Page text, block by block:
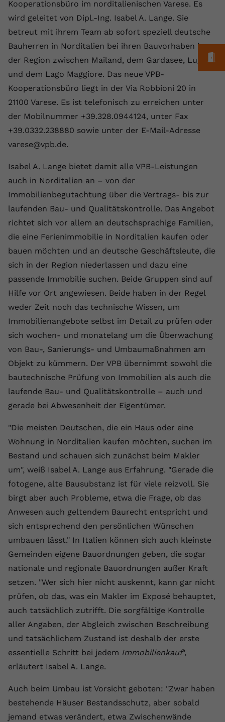
Kooperationsbüro im norditalienischen Varese. Es
wird geleitet von Dipl.-Ing. Isabel A. Lange. Sie
betreut mit ihrem Team ab sofort speziell deutsche
Bauherren in Norditalien bei ihren Bauvorhaben in
der Region zwischen Mailand, dem Gardasee, Lugano
und dem Lago Maggiore. Das neue VPB-
Kooperationsbüro liegt in der Via Robbioni 20 in
21100 Varese. Es ist telefonisch zu erreichen unter
der Mobilnummer +39.328.0944124, unter Fax
+39.0332.238880 sowie unter der E-Mail-Adresse
varese@vpb.de.
Isabel A. Lange bietet damit alle VPB-Leistungen
auch in Norditalien an – von der
Immobilienbegutachtung über die Vertrags- bis zur
laufenden Bau- und Qualitätskontrolle. Das Angebot
richtet sich vor allem an deutschsprachige Familien,
die eine Ferienimmobilie in Norditalien kaufen oder
bauen möchten und an deutsche Geschäftsleute, die
sich in der Region niederlassen und dazu eine
passende Immobilie suchen. Beide Gruppen sind auf
Hilfe vor Ort angewiesen. Beide haben in der Regel
weder Zeit noch das technische Wissen, um
Immobilienangebote selbst im Detail zu prüfen oder
sich wochen- und monatelang um die Überwachung
von Bau-, Sanierungs- und Umbaumaßnahmen am
Objekt zu kümmern. Der VPB übernimmt sowohl die
bautechnische Prüfung von Immobilien als auch die
laufende Bau- und Qualitätskontrolle – auch und
gerade bei Abwesenheit der Eigentümer.
"Die meisten Deutschen, die ein Haus oder eine
Wohnung in Norditalien kaufen möchten, suchen im
Bestand und schauen sich zunächst beim Makler
um", weiß Isabel A. Lange aus Erfahrung. "Gerade die
fotogene, alte Bausubstanz ist für viele reizvoll. Sie
birgt aber auch Probleme, etwa die Frage, ob das
Anwesen auch geltendem Baurecht entspricht und
sich entsprechend den persönlichen Wünschen
umbauen lässt." In Italien können sich auch kleinste
Gemeinden eigene Bauordnungen geben, die sogar
nationale und regionale Bauordnungen außer Kraft
setzen. "Wer sich hier nicht auskennt, kann gar nicht
prüfen, ob das, was ein Makler im Exposé behauptet,
auch tatsächlich zutrifft. Die sorgfältige Kontrolle
aller Angaben, der Abgleich zwischen Beschreibung
und tatsächlichem Zustand ist deshalb der erste
essentielle Schritt bei jedem Immobilienkauf",
erläutert Isabel A. Lange.
Auch beim Umbau ist Vorsicht geboten: "Zwar haben
bestehende Häuser Bestandsschutz, aber sobald
jemand etwas verändert, etwa Zwischenwände
Laufzeit 1 Jahr
Zweck
Dieser Wert speichert Ihre Consent-
Einstellungen. Unter anderem eine
zufällig generierte ID, für die
historische Speicherung Ihrer
Webseiten-Betreiber dies eingestellt
hat.
Anbieter
Laufzeit Session
Zweck
Speicherung von
Benutzereinstellungen zu ermöglichen.
Zweck
wiederzuerkennen und statistische
Informationen zur Nutzung der
Website zu erfassen.
Name _gcl au
Anbieter Google Ads
Laufzeit 90 Tage
Zweck
Conversion-Tracking verwendet, um
Werbeklicks der Nutzung auf unserer
Website zuzuordnen.
Cookie-Informationen anzeigen
Externe Inhalte
Wir verwenden auf unserer Website externe Inhalte,
Name vuid
Laufzeit 2 Jahre
Zweck
indem es eine eindeutige ID zum
Einbetten von Videos auf der Website
setzt.
Anbieter youtube.com
Zweck
YouTube setzt dieses Cookie über
eingebettete YouTube-Videos und
registriert anonyme statistische Daten.
Name yt-remote-device-id
Youtube.com
Laufzeit Session
Videopräferenzen des Benutzers zu
Videos verwendet.
Name yt.innertube::requests
Anbieter youtube.com
Session
Zweck
Dieser von YouTube gesetzte Cookie
registriert eine eindeutige ID, um
Daten darüber zu speichern, welche
gesehen hat.
Name yt.innertube::nextId
Anbieter Youtube.com
Laufzeit Session
Zweck
Dieser von YouTube gesetzte Cookie
Daten darüber zu speichern, welche
Videos von YouTube der Nutzer
gesehen hat.
Cookie-Informationen anzeigen